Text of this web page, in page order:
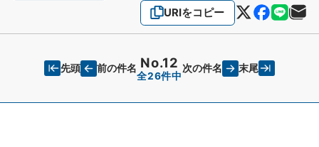
URIをコピー
先頭 前の件名 No.12
全26件中
次の件名 末尾